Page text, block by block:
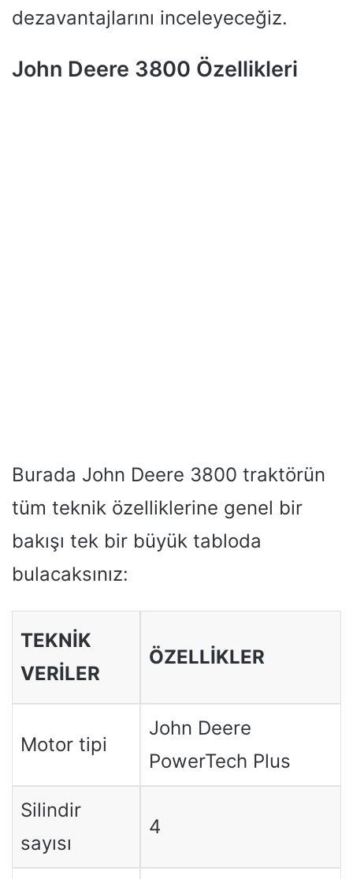
dezavantajlarını inceleyeceğiz.
John Deere 3800 Özellikleri
Burada John Deere 3800 traktörün
tüm teknik özelliklerine genel bir
bakışı tek bir büyük tabloda
bulacaksınız:
TEKNİK
VERİLER
ÖZELLİKLER
Motor tipi
John Deere
PowerTech Plus
Silindir
sayısı
4